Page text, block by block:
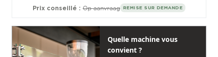
Prix conseillé : Op aanvraag REMISE SUR DEMANDE
Quelle machine vous
convient ?